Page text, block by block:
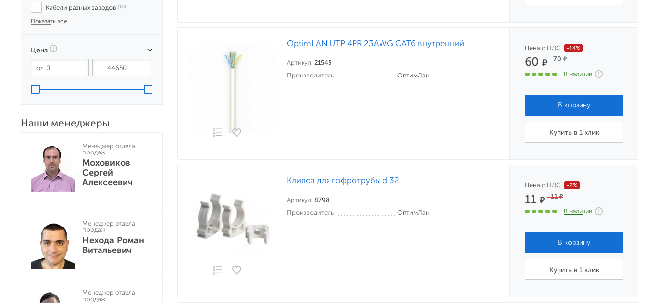
Кабели разных заводов (10)
Показать все
Цена
Наши менеджеры
Менеджер отдела
продаж
Моховиков
Сергей
Алексеевич
Менеджер отдела
продаж
Нехода Роман
Витальевич
Менеджер отдела
продаж
OptimLAN UTP 4PR 23AWG CAT6 внутренний
Артикул: 21543
Производитель
ОптимЛан
Цена с НДС: -14%
60₽ 70₽
В наличии
Купить в 1 клик
Клипса для гофротрубы d 32
Артикул: 8798
Производитель
ОптимЛан
Цена с НДС: -2%
11₽ 11₽
В наличии
Купить в 1 клик